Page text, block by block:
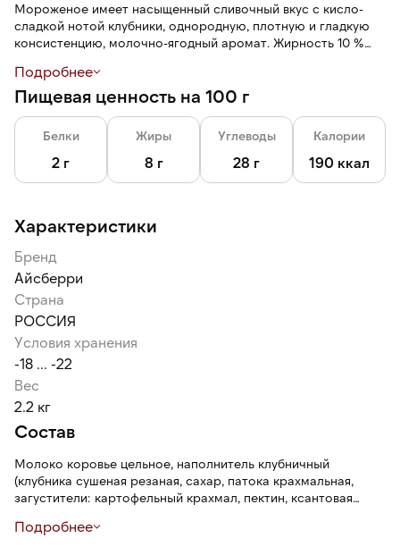
Мороженое имеет насыщенный сливочный вкус с кисло-
сладкой нотой клубники, однородную, плотную и гладкую
консистенцию, молочно-ягодный аромат. Жирность 10 %
богатый молочный вкус и кремовую текстуру.
Подробнее
Пищевая ценность на 100 г
Белки
2 г
Жиры
8 г
Углеводы
28 г
Калории
190 ккал
Характеристики
Бренд
Айсберри
Страна
РОССИЯ
Условия хранения
-18 ... -22
Вес
2.2 кг
Состав
Молоко коровье цельное, наполнитель клубничный
(клубника сушеная резаная, сахар, патока крахмальная,
загустители: картофельный крахмал, пектин, ксантовая
ароматизатор пищевой «Клубника», консервант —
Подробнее